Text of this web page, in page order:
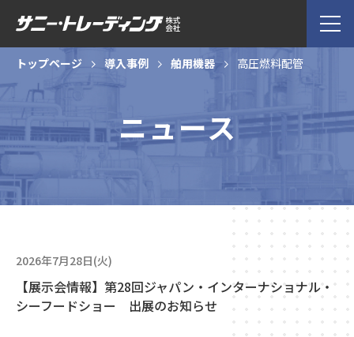
トップページ 導入事例 舶用機器 高圧燃料配管
ニュース
2026年7月28日(火)
【展示会情報】第28回ジャパン・インターナショナル・
シーフードショー 出展のお知らせ